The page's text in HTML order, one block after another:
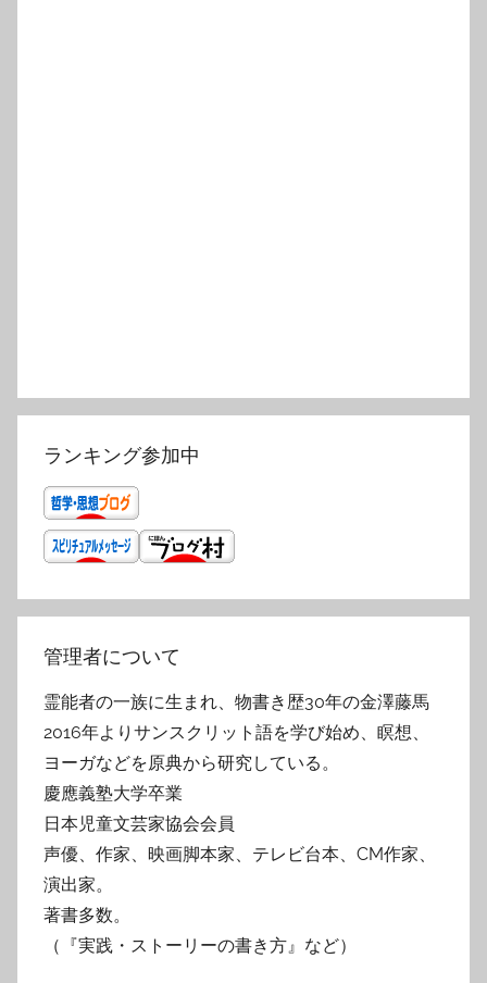
ランキング参加中
管理者について
霊能者の一族に生まれ、物書き歴30年の金澤藤馬
2016年よりサンスクリット語を学び始め、瞑想、
ヨーガなどを原典から研究している。
慶應義塾大学卒業
日本児童文芸家協会会員
声優、作家、映画脚本家、テレビ台本、CM作家、
演出家。
著書多数。
（『実践・ストーリーの書き方』など）